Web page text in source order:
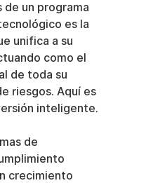
de un programa
es la
unifica a su
como el
de toda su
riesgos. Aquí es
inteligente.
de
crecimiento